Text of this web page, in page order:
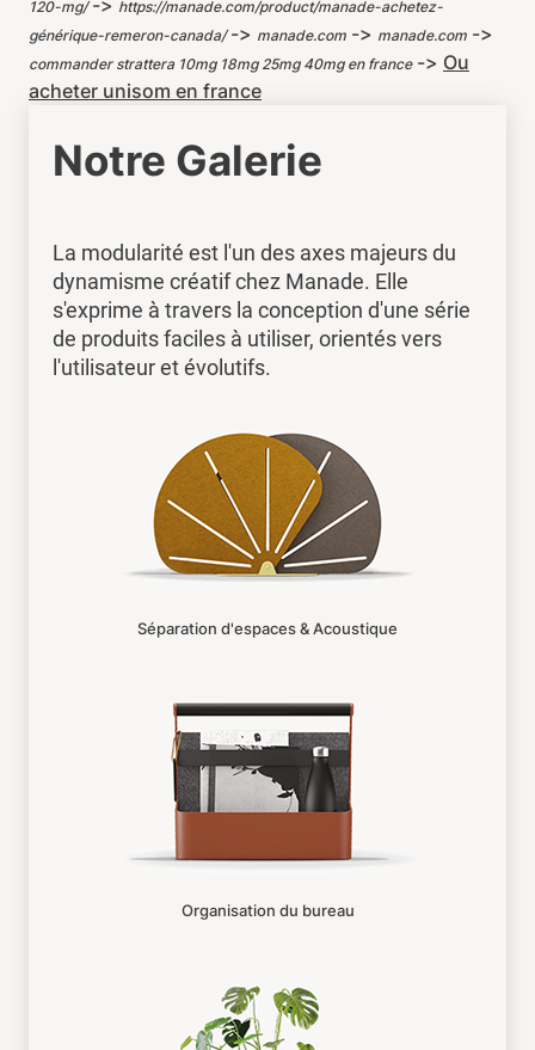
120-mg/-> https://manade.com/product/manade-achetez-
générique-remeron-canada/-> manade.com -> manade.com ->
commander strattera 10mg 18mg 25mg 40mg en france-> Ou
acheter unisom en france
Notre Galerie
La modularité est l'un des axes majeurs du
dynamisme créatif chez Manade. Elle
s'exprime à travers la conception d'une série
de produits faciles à utiliser, orientés vers
l'utilisateur et évolutifs.
Séparation d'espaces & Acoustique
Organisation du bureau